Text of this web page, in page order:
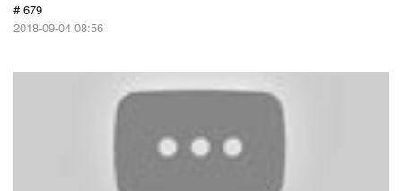
# 679
2018-09-04 08:56